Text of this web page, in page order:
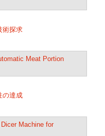
術探求
の達成